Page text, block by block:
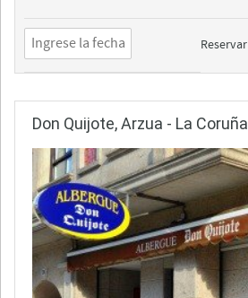
Reservar
Don Quijote, Arzua - La Coruña